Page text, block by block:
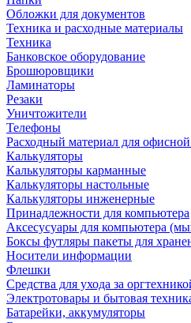
Обложки для документов
Техника и расходные материалы
Техника
Банковское оборудование
Брошюровщики
Ламинаторы
Резаки
Уничтожители
Телефоны
Расходный материал для
Калькуляторы
Калькуляторы карманные
Калькуляторы настольные
Калькуляторы инженерные
Принадлежности для компьютера
Аксесусуары для компьютера
Боксы футляры пакеты для
Носители информации
Флешки
Средства для ухода за
Электротовары и бытовая
Батарейки, аккумуляторы